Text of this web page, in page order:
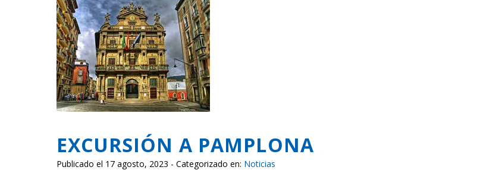
EXCURSIÓN A PAMPLONA
Publicado el 17 agosto, 2023 - Categorizado en: Noticias